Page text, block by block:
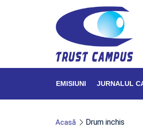
EMISIUNI JURNALUL
Acasă Drum inchis